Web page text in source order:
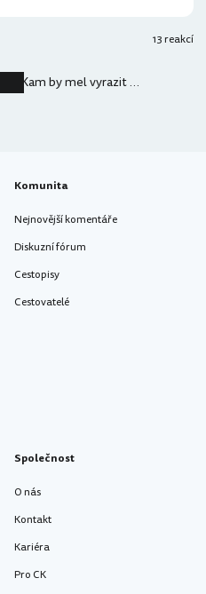
13 reakcí
Kam by mel vyrazit metrosexual s mici v zimě za teplem?
Komunita
Nejnovější komentáře
Diskuzní fórum
Cestopisy
Cestovatelé
Společnost
O nás
Kontakt
Kariéra
Pro CK